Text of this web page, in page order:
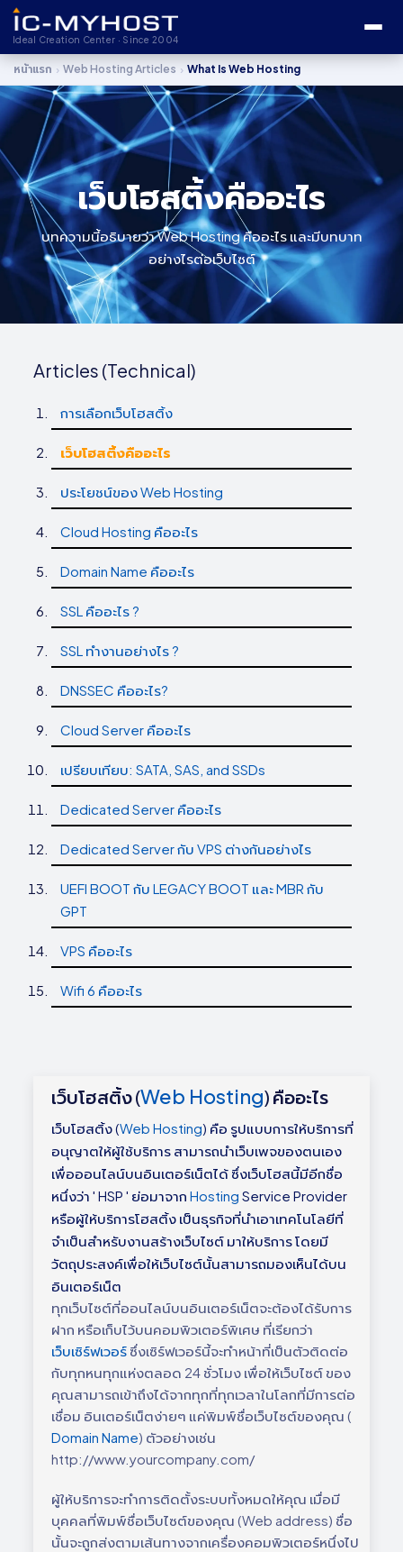
Ideal Creation Center · Since 2004
หน้าแรก › Web Hosting Articles › What Is Web Hosting
เว็บโฮสติ้งคืออะไร
บทความนี้อธิบายว่า Web Hosting คืออะไร และมีบทบาท
อย่างไรต่อเว็บไซต์
Articles (Technical)
การเลือกเว็บโฮสติ้ง
เว็บโฮสติ้งคืออะไร
ประโยชน์ของ Web Hosting
Cloud Hosting คืออะไร
Domain Name คืออะไร
SSL คืออะไร ?
SSL ทำงานอย่างไร ?
DNSSEC คืออะไร?
Cloud Server คืออะไร
เปรียบเทียบ: SATA, SAS, and SSDs
Dedicated Server คืออะไร
Dedicated Server กับ VPS ต่างกันอย่างไร
UEFI BOOT กับ LEGACY BOOT และ MBR กับ
GPT
VPS คืออะไร
Wifi 6 คืออะไร
เว็บโฮสติ้ง (Web Hosting) คืออะไร
เว็บโฮสติ้ง (Web Hosting) คือ รูปแบบการให้บริการที่
อนุญาตให้ผู้ใช้บริการ สามารถนำเว็บเพจของตนเอง
เพื่อออนไลน์บนอินเตอร์เน็ตได้ ซึ่งเว็บโฮสนี้มีอีกชื่อ
หนึ่งว่า ' HSP ' ย่อมาจากHosting Service Provider
หรือผู้ให้บริการโฮสติ้ง เป็นธุรกิจที่นำเอาเทคโนโลยีที่
จำเป็นสำหรับงานสร้างเว็บไซต์ มาให้บริการ โดยมี
วัตถุประสงค์เพื่อให้เว็บไซต์นั้นสามารถมองเห็นได้บน
อินเตอร์เน็ต
ทุกเว็บไซต์ที่ออนไลน์บนอินเตอร์เน็ตจะต้องได้รับการ
ฝาก หรือเก็บไว้บนคอมพิวเตอร์พิเศษ ที่เรียกว่า
เว็บเซิร์ฟเวอร์ ซึ่งเซิร์ฟเวอร์นี้จะทำหน้าที่เป็นตัวติดต่อ
กับทุกหนทุกแห่งตลอด 24 ชั่วโมง เพื่อให้เว็บไซต์ ของ
คุณสามารถเข้าถึงได้จากทุกที่ทุกเวลาในโลกที่มีการต่อ
เชื่อม อินเตอร์เน็ตง่ายๆ แค่พิมพ์ชื่อเว็บไซต์ของคุณ (
Domain Name) ตัวอย่างเช่น
http://www.yourcompany.com/
ผู้ให้บริการจะทำการติดตั้งระบบทั้งหมดให้คุณ เมื่อมี
บุคคลที่พิมพ์ชื่อเว็บไซต์ของคุณ (Web address) ชื่อ
นั้นจะถูกส่งตามเส้นทางจากเครื่องคอมพิวเตอร์หนึ่งไป